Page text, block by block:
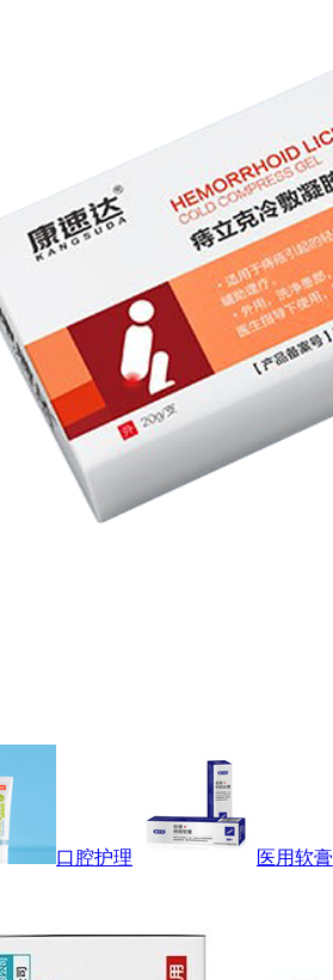
口腔护理 医用软膏